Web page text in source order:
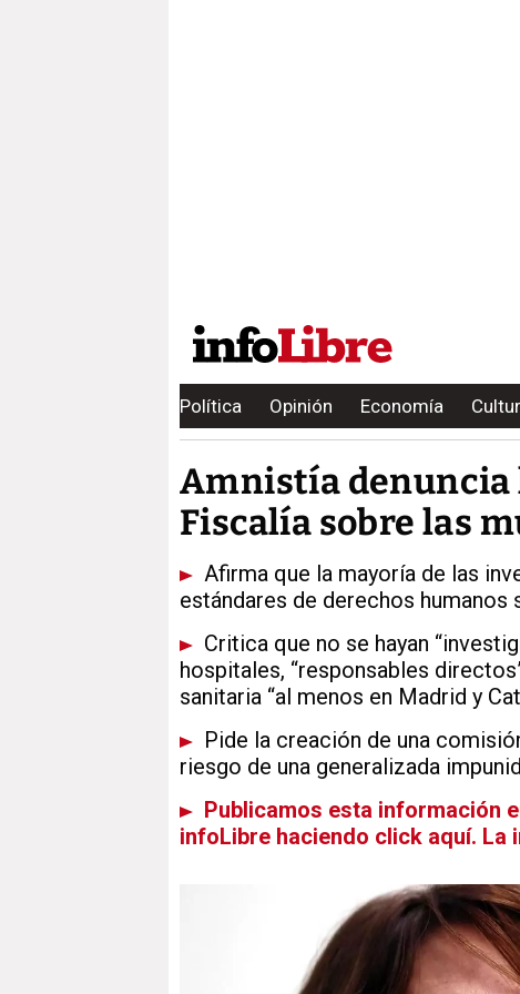
Política Opinión Economía
Amnistía denuncia
Fiscalía sobre las
Afirma que la mayoría de las
estándares de derechos
Critica que no se hayan
hospitales, “responsables
sanitaria “al menos en Madrid y
Pide la creación de una
riesgo de una generalizada
Publicamos esta información
infoLibre haciendo click aquí. La